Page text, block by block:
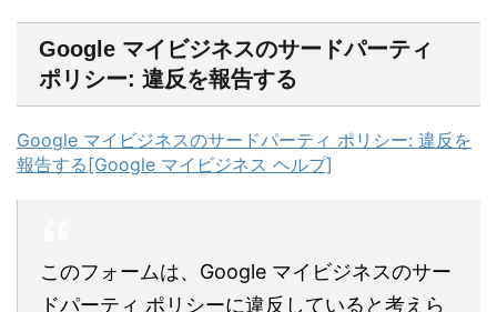
Google マイビジネスのサードパーティ
ポリシー: 違反を報告する
Google マイビジネスのサードパーティ ポリシー: 違反を
報告する[Google マイビジネス ヘルプ]
このフォームは、Google マイビジネスのサー
ドパーティ ポリシーに違反していると考えら